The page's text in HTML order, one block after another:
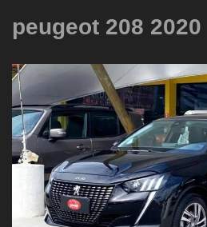
peugeot 208 2020